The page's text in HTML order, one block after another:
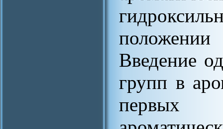
Введение
групп в
первых